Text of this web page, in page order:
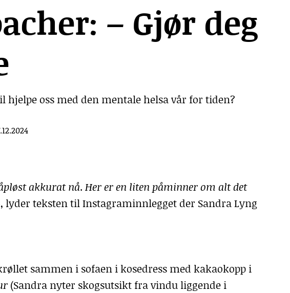
– Gjør deg
hjelpe oss med den mentale helsa vår for tiden?
akkurat nå. Her er en liten påminner om alt det
lyder teksten til Instagraminnlegget der Sandra Lyng
sammen i sofaen i kosedress med kakaokopp i
(Sandra nyter skogsutsikt fra vindu liggende i